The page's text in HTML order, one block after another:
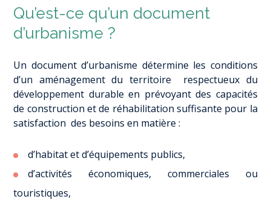
Qu’est-ce qu’un document
d’urbanisme ?
Un document d’urbanisme détermine les conditions
d’un aménagement du territoire respectueux du
développement durable en prévoyant des capacités
de construction et de réhabilitation suffisante pour la
satisfaction des besoins en matière :
d’habitat et d’équipements publics,
d’activités économiques, commerciales ou
touristiques,